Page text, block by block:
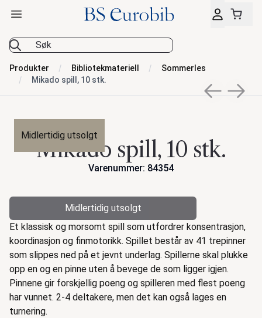
BS Eurobib
Åpne hovedmeny
Produkter Bibliotekmateriell
Sommerles
Mikado spill, 10 stk.
Previous
Next
Midlertidig utsolgt
Mikado spill, 10 stk.
Varenummer: 84354
Midlertidig utsolgt
Beskrivelse
Et klassisk og morsomt spill som utfordrer konsentrasjon,
koordinasjon og finmotorikk. Spillet består av 41 trepinner
som slippes ned på et jevnt underlag. Spillerne skal plukke
opp en og en pinne uten å bevege de som ligger igjen.
Pinnene gir forskjellig poeng og spilleren med flest poeng
har vunnet. 2-4 deltakere, men det kan også lages en
turnering.